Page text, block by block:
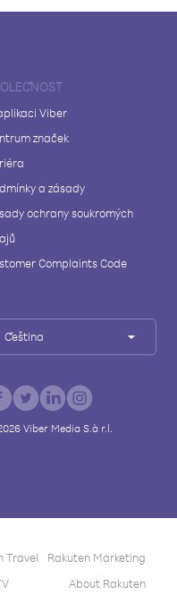
Viber
značek
a zásady
ochrany soukromých
Complaints Code
Čeština
Viber Media S.à r.l.
Travel
Rakuten Marketing
About Rakuten